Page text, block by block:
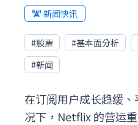
新闻快讯
#股票 #基本面分析
#新闻
在订阅用户成长趋缓
况下，Netflix 的营运